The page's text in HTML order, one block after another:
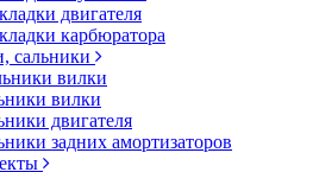
двигателя
карбюратора
сальники
вилки
вилки
двигателя
задних амортизаторов